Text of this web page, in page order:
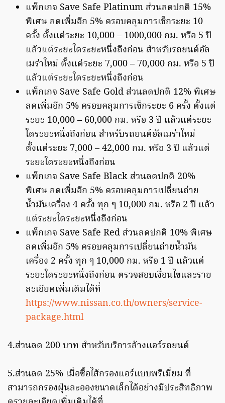
แพ็กเกจ Save Safe Platinum ส่วนลดปกติ 15%
พิเศษ ลดเพิ่มอีก 5% ครอบคลุมการเช็กระยะ 10
ครั้ง ตั้งแต่ระยะ 10,000 – 1000,000 กม. หรือ 5 ปี
แล้วแต่ระยะใดระยะหนึ่งถึงก่อน สำหรับรถยนต์อัล
เมร่าใหม่ ตั้งแต่ระยะ 7,000 – 70,000 กม. หรือ 5 ปี
แล้วแต่ระยะใดระยะหนึ่งถึงก่อน
แพ็กเกจ Save Safe Gold ส่วนลดปกติ 12% พิเศษ
ลดเพิ่มอีก 5% ครอบคลุมการเช็กระยะ 6 ครั้ง ตั้งแต่
ระยะ 10,000 – 60,000 กม. หรือ 3 ปี แล้วแต่ระยะ
ใดระยะหนึ่งถึงก่อน สำหรับรถยนต์อัลเมร่าใหม่
ตั้งแต่ระยะ 7,000 – 42,000 กม. หรือ 3 ปี แล้วแต่
ระยะใดระยะหนึ่งถึงก่อน
แพ็กเกจ Save Safe Black ส่วนลดปกติ 20%
พิเศษ ลดเพิ่มอีก 5% ครอบคลุมการเปลี่ยนถ่าย
น้ำมันเครื่อง 4 ครั้ง ทุก ๆ 10,000 กม. หรือ 2 ปี แล้ว
แต่ระยะใดระยะหนึ่งถึงก่อน
แพ็กเกจ Save Safe Red ส่วนลดปกติ 10% พิเศษ
ลดเพิ่มอีก 5% ครอบคลุมการเปลี่ยนถ่ายน้ำมัน
เครื่อง 2 ครั้ง ทุก ๆ 10,000 กม. หรือ 1 ปี แล้วแต่
ระยะใดระยะหนึ่งถึงก่อน ตรวจสอบเงื่อนไขและราย
ละเอียดเพิ่มเติมได้ที่
https://www.nissan.co.th/owners/service-
package.html
4.ส่วนลด 200 บาท สำหรับบริการล้างแอร์รถยนต์
5.ส่วนลด 25% เมื่อซื้อไส้กรองแอร์แบบพรีเมี่ยม ที่
สามารถกรองฝุ่นละอองขนาดเล็กได้อย่างมีประสิทธิภาพ